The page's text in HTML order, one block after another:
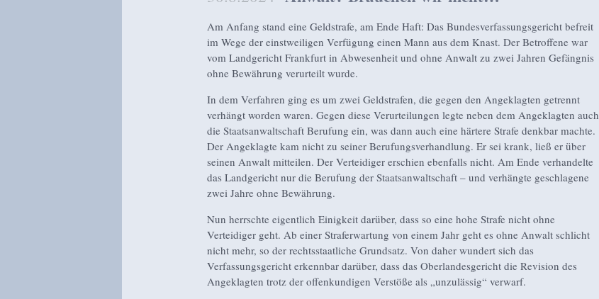
Am Anfang stand eine Geldstrafe, am Ende Haft: Das Bundesverfassungsgericht befreit
im Wege der einstweiligen Verfügung einen Mann aus dem Knast. Der Betroffene war
vom Landgericht Frankfurt in Abwesenheit und ohne Anwalt zu zwei Jahren Gefängnis
ohne Bewährung verurteilt wurde.
In dem Verfahren ging es um zwei Geldstrafen, die gegen den Angeklagten getrennt
verhängt worden waren. Gegen diese Verurteilungen legte neben dem Angeklagten auch
die Staatsanwaltschaft Berufung ein, was dann auch eine härtere Strafe denkbar machte.
Der Angeklagte kam nicht zu seiner Berufungsverhandlung. Er sei krank, ließ er über
seinen Anwalt mitteilen. Der Verteidiger erschien ebenfalls nicht. Am Ende verhandelte
das Landgericht nur die Berufung der Staatsanwaltschaft – und verhängte geschlagene
zwei Jahre ohne Bewährung.
Nun herrschte eigentlich Einigkeit darüber, dass so eine hohe Strafe nicht ohne
Verteidiger geht. Ab einer Straferwartung von einem Jahr geht es ohne Anwalt schlicht
nicht mehr, so der rechtsstaatliche Grundsatz. Von daher wundert sich das
Verfassungsgericht erkennbar darüber, dass das Oberlandesgericht die Revision des
Angeklagten trotz der offenkundigen Verstöße als „unzulässig“ verwarf.